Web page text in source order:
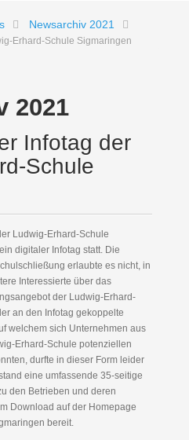
Newsarchiv 2021
Erhard-Schule Sigmaringen
2021
Infotag der
Schule
Ludwig-Erhard-Schule
digitaler Infotag statt. Die
erlaubte es nicht, in
Interessierte über das
der Ludwig-Erhard-
an den Infotag gekoppelte
welchem sich Unternehmen aus
Erhard-Schule potenziellen
durfte in dieser Form leider
eine umfassende 35-seitige
den Betrieben und deren
Download auf der Homepage
bereit.